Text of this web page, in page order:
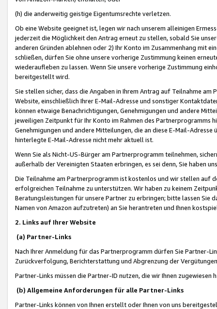
(h) die anderweitig geistige Eigentumsrechte verletzen.
Ob eine Website geeignet ist, legen wir nach unserem alleinigen
jederzeit die Möglichkeit den Antrag erneut zu stellen, sobald Sie
anderen Gründen ablehnen oder 2) Ihr Konto im Zusammenhang mit
schließen, dürfen Sie ohne unsere vorherige Zustimmung keinen
wiederaufleben zu lassen. Wenn Sie unsere vorherige Zustimmung
bereitgestellt wird.
Sie stellen sicher, dass die Angaben in Ihrem Antrag auf Teilnahme
Website, einschließlich Ihrer E-Mail-Adresse und sonstiger
können etwaige Benachrichtigungen, Genehmigungen und andere
jeweiligen Zeitpunkt für Ihr Konto im Rahmen des Partnerprogramms
Genehmigungen und andere Mitteilungen, die an diese E-Mail-
hinterlegte E-Mail-Adresse nicht mehr aktuell ist.
Wenn Sie als Nicht-US-Bürger am Partnerprogramm teilnehmen,
außerhalb der Vereinigten Staaten erbringen, es sei denn, Sie haben
Die Teilnahme am Partnerprogramm ist kostenlos und wir stellen auf
erfolgreichen Teilnahme zu unterstützen. Wir haben zu keinem
Beratungsleistungen für unsere Partner zu erbringen; bitte lassen Sie
Namen von Amazon aufzutreten) an Sie herantreten und Ihnen
2. Links auf Ihrer Website
(a) Partner-Links
Nach Ihrer Anmeldung für das Partnerprogramm dürfen Sie Partner-
Zurückverfolgung, Berichterstattung und Abgrenzung der
Partner-Links müssen die Partner-ID nutzen, die wir Ihnen zugewiesen
(b) Allgemeine Anforderungen für alle Partner-Links
Partner-Links können von Ihnen erstellt oder Ihnen von uns